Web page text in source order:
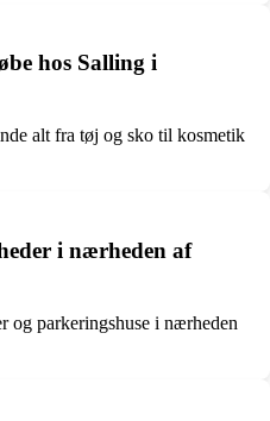
hos Salling i
alt fra tøj og sko til kosmetik
i nærheden af
og parkeringshuse i nærheden